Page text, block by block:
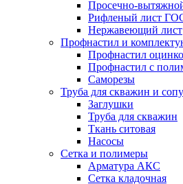
Просечно-
Рифленый лист
Нержавеющий лист
Профнастил и
Профнастил
Профнастил с
Саморезы
Труба для скважин и
Заглушки
Труба для скважин
Ткань ситовая
Насосы
Сетка и полимеры
Арматура АКС
Сетка кладочная